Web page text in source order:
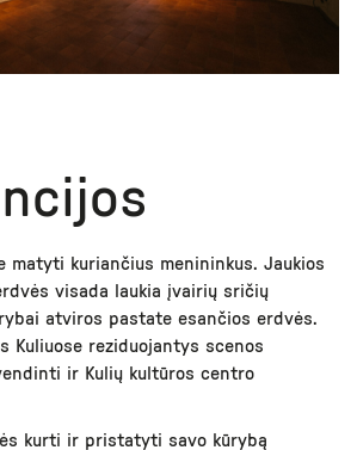
matyti kuriančius menininkus. Jaukios
visada laukia įvairių sričių
atviros pastate esančios erdvės.
Kuliuose reziduojantys scenos
ir Kulių kultūros centro
kurti ir pristatyti savo kūrybą